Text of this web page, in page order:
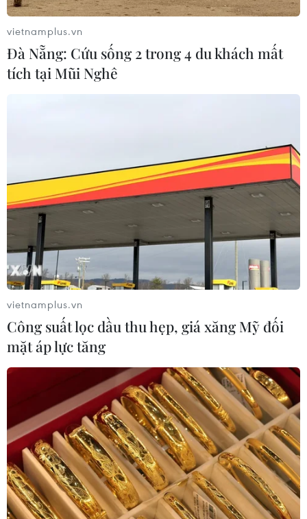
TIN CÙNG CHUYÊN MỤC
Australia điều tra vụ hai máy bay suýt
va chạm tại sân bay Sydney
09/08/2026 07:04
Dấu mốc quan trọng đưa quan hệ
Việt Nam-New Zealand phát triển
thực chất và hiệu quả hơn
09/08/2026 02:46
vietnamplus.vn
Đà Nẵng: Cứu sống 2 trong 4 du khách mất
tích tại Mũi Nghê
vietnamplus.vn
Công suất lọc dầu thu hẹp, giá xăng Mỹ đối
mặt áp lực tăng